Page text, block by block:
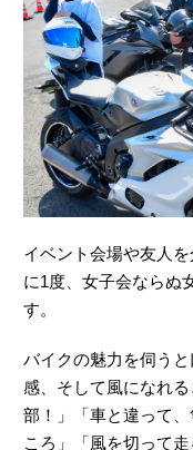
イベント会場や友人
に1度、女子会ならぬ
す。
バイクの魅力を伺う
感、そして風になれ
部！」「車と違って
ころ」「風を切って